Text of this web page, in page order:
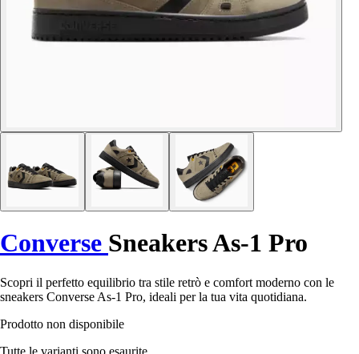
Converse Sneakers As-1 Pro
Scopri il perfetto equilibrio tra stile retrò e comfort moderno con le
sneakers Converse As-1 Pro, ideali per la tua vita quotidiana.
Prodotto non disponibile
Tutte le varianti sono esaurite